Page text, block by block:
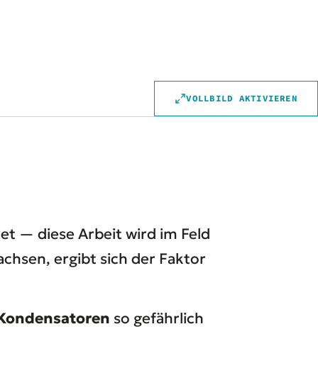
VOLLBILD AKTIVIEREN
— diese Arbeit wird im Feld
ergibt sich der Faktor
so gefährlich